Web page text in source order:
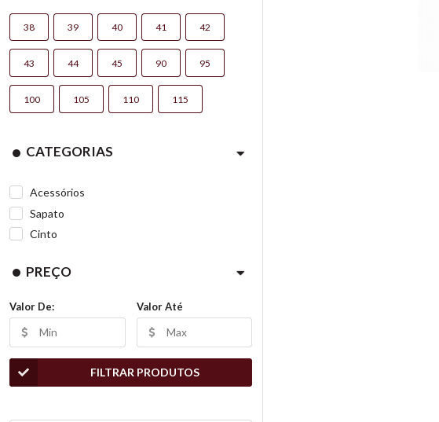
38 39 40 41 42
43 44 45 90 95
100 105 110 115
CATEGORIAS
Acessórios
Sapato
Cinto
PREÇO
Valor De: Valor Até
FILTRAR PRODUTOS